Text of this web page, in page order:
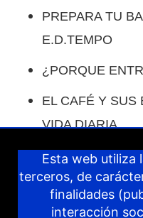
PREPARA TU
E.D.TEMPO
¿PORQUE
EL CAFÉ Y SUS
VIDA DIARIA.
COMO
VACACIONES.
IDEAS PARA
Esta web utiliza
terceros, de
finalidades
interacción